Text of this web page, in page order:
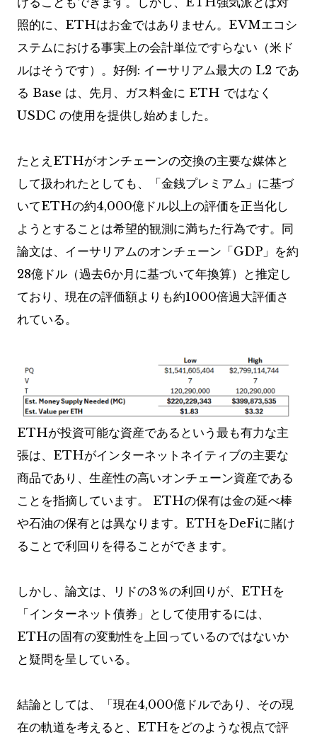
照的に、ETHはお金ではありません。EVMエコシ
ステムにおける事実上の会計単位ですらない（米ド
ルはそうです）。好例: イーサリアム最大の L2 であ
る Base は、先月、ガス料金に ETH ではなく
USDC の使用を提供し始めました。
たとえETHがオンチェーンの交換の主要な媒体と
して扱われたとしても、「金銭プレミアム」に基づ
いてETHの約4,000億ドル以上の評価を正当化し
ようとすることは希望的観測に満ちた行為です。同
論文は、イーサリアムのオンチェーン「GDP」を約
28億ドル（過去6か月に基づいて年換算）と推定し
ており、現在の評価額よりも約1000倍過大評価さ
れている。
ETHが投資可能な資産であるという最も有力な主
張は、ETHがインターネットネイティブの主要な
商品であり、生産性の高いオンチェーン資産である
ことを指摘しています。 ETHの保有は金の延べ棒
や石油の保有とは異なります。ETHをDeFiに賭け
ることで利回りを得ることができます。
しかし、論文は、リドの3％の利回りが、ETHを
「インターネット債券」として使用するには、
ETHの固有の変動性を上回っているのではないか
と疑問を呈している。
結論としては、「現在4,000億ドルであり、その現
在の軌道を考えると、ETHをどのような視点で評